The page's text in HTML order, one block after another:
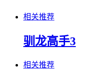
相关推荐
驯龙高手3
相关推荐